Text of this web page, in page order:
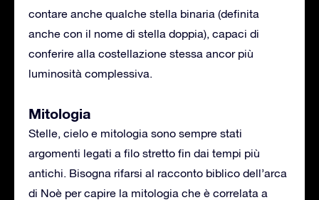
contare anche qualche stella binaria (definita
anche con il nome di stella doppia), capaci di
conferire alla costellazione stessa ancor più
luminosità complessiva.
Mitologia
Stelle, cielo e mitologia sono sempre stati
argomenti legati a filo stretto fin dai tempi più
antichi. Bisogna rifarsi al racconto biblico dell’arca
di Noè per capire la mitologia che è correlata a